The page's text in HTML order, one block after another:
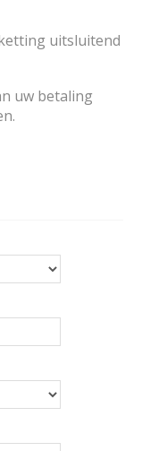
uitsluitend
uw betaling